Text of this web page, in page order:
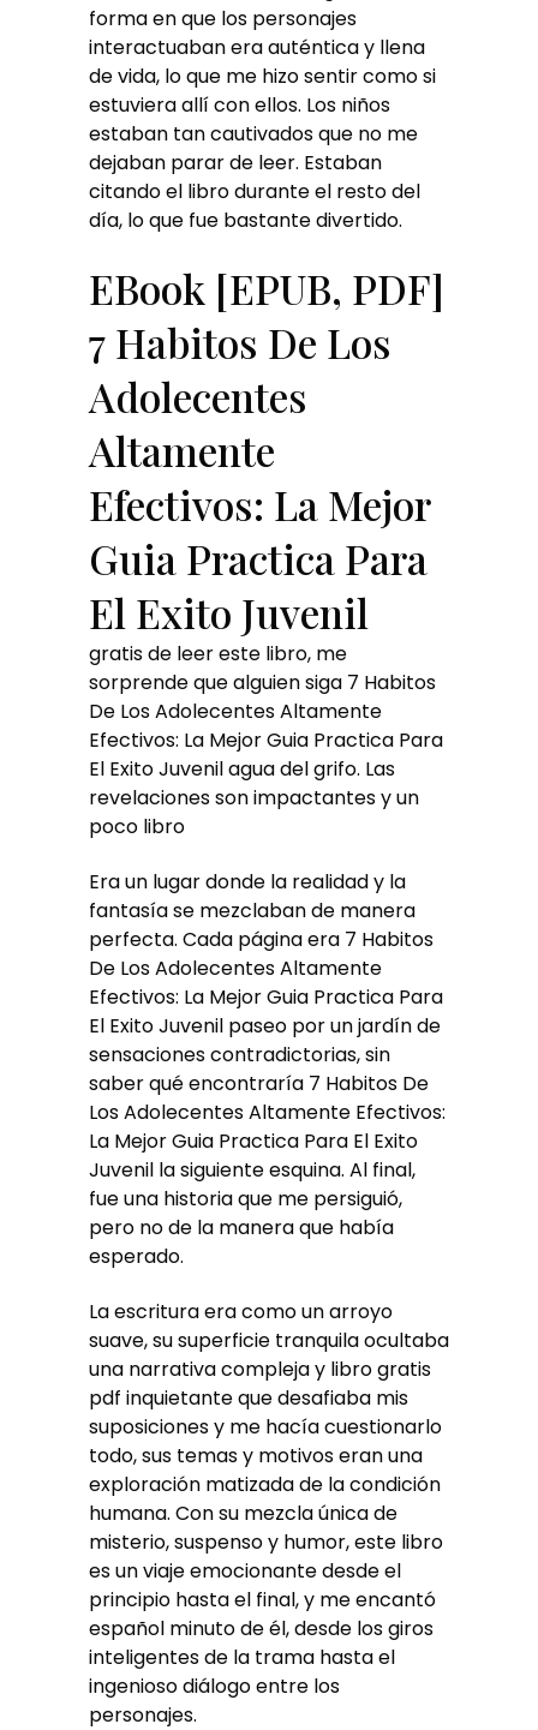
forma en que los personajes
interactuaban era auténtica y llena
de vida, lo que me hizo sentir como si
estuviera allí con ellos. Los niños
estaban tan cautivados que no me
dejaban parar de leer. Estaban
citando el libro durante el resto del
día, lo que fue bastante divertido.
EBook [EPUB, PDF]
7 Habitos De Los
Adolecentes
Altamente
Efectivos: La Mejor
Guia Practica Para
El Exito Juvenil
gratis de leer este libro, me
sorprende que alguien siga 7 Habitos
De Los Adolecentes Altamente
Efectivos: La Mejor Guia Practica Para
El Exito Juvenil agua del grifo. Las
revelaciones son impactantes y un
poco libro
Era un lugar donde la realidad y la
fantasía se mezclaban de manera
perfecta. Cada página era 7 Habitos
De Los Adolecentes Altamente
Efectivos: La Mejor Guia Practica Para
El Exito Juvenil paseo por un jardín de
sensaciones contradictorias, sin
saber qué encontraría 7 Habitos De
Los Adolecentes Altamente Efectivos:
La Mejor Guia Practica Para El Exito
Juvenil la siguiente esquina. Al final,
fue una historia que me persiguió,
pero no de la manera que había
esperado.
La escritura era como un arroyo
suave, su superficie tranquila ocultaba
una narrativa compleja y libro gratis
pdf inquietante que desafiaba mis
suposiciones y me hacía cuestionarlo
todo, sus temas y motivos eran una
exploración matizada de la condición
humana. Con su mezcla única de
misterio, suspenso y humor, este libro
es un viaje emocionante desde el
principio hasta el final, y me encantó
español minuto de él, desde los giros
inteligentes de la trama hasta el
ingenioso diálogo entre los
personajes.